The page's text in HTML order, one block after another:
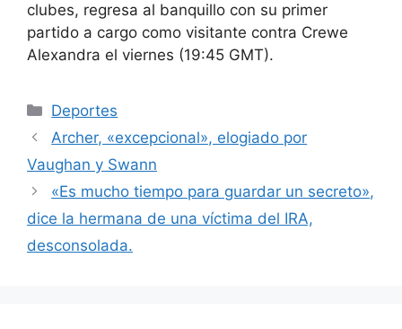
clubes, regresa al banquillo con su primer
partido a cargo como visitante contra Crewe
Alexandra el viernes (19:45 GMT).
Categorías
Deportes
Archer, «excepcional», elogiado por
Vaughan y Swann
«Es mucho tiempo para guardar un secreto»,
dice la hermana de una víctima del IRA,
desconsolada.